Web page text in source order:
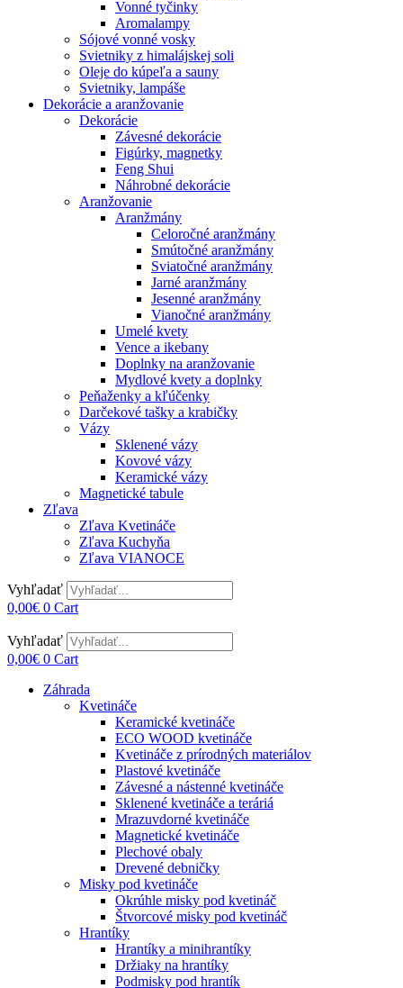
Vonné tyčinky
Aromalampy
Sójové vonné vosky
Svietniky z himalájskej soli
Oleje do kúpeľa a sauny
Svietniky, lampáše
Dekorácie a aranžovanie
Dekorácie
Závesné dekorácie
Figúrky, magnetky
Feng Shui
Náhrobné dekorácie
Aranžovanie
Aranžmány
Celoročné aranžmány
Smútočné aranžmány
Sviatočné aranžmány
Jarné aranžmány
Jesenné aranžmány
Vianočné aranžmány
Umelé kvety
Vence a ikebany
Doplnky na aranžovanie
Mydlové kvety a doplnky
Peňaženky a kľúčenky
Darčekové tašky a krabičky
Vázy
Sklenené vázy
Kovové vázy
Keramické vázy
Magnetické tabule
Zľava
Zľava Kvetináče
Zľava Kuchyňa
Zľava VIANOCE
Vyhľadať
0,00€ 0 Cart
Vyhľadať
0,00€ 0 Cart
Záhrada
Kvetináče
Keramické kvetináče
ECO WOOD kvetináče
Kvetináče z prírodných materiálov
Plastové kvetináče
Závesné a nástenné kvetináče
Sklenené kvetináče a teráriá
Mrazuvdorné kvetináče
Magnetické kvetináče
Plechové obaly
Drevené debničky
Misky pod kvetináče
Okrúhle misky pod kvetináč
Štvorcové misky pod kvetináč
Hrantíky
Hrantíky a minihrantíky
Držiaky na hrantíky
Podmisky pod hrantík